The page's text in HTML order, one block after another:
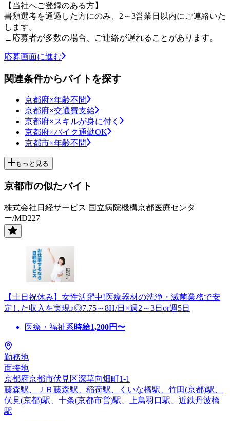
【当社へご登録のある方】
書類選考を通過した方にのみ、2～3営業日以内にご連絡いた
します。
∟応募者が多数の場合、ご連絡が遅れることがあります。
応募画面に進む
関連条件からバイトを探す
京都府×年齢不問
京都府×交通費支給
京都府×スキルが身に付く
京都府×バイク通勤OK
京都市×年齢不問
もっと見る
京都市の似たバイト
株式会社日経サービス 国立病院機構京都医療センタ
ー/MD227
【土日祝休み】女性活躍中!医療器材の洗浄・滅菌業務で安
定した収入を実現♪◎7.75～8H/日×週2～3日or週5日
医療・福祉系時給1,200円〜
勤務地
面接地
京都府京都市伏見区深草向畑町1-1
藤森駅、ＪＲ藤森駅、稲荷駅、くいな橋駅、竹田(京都)駅、
伏見(京都)駅、十条(京都市営)駅、上鳥羽口駅、近鉄丹波橋
駅